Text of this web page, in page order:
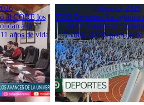
al CORE los
a la
años de vida
4 Agosto, 2026
TVO Deportes: La agónica
de O’Higgins en
Análisis del Repechaje de